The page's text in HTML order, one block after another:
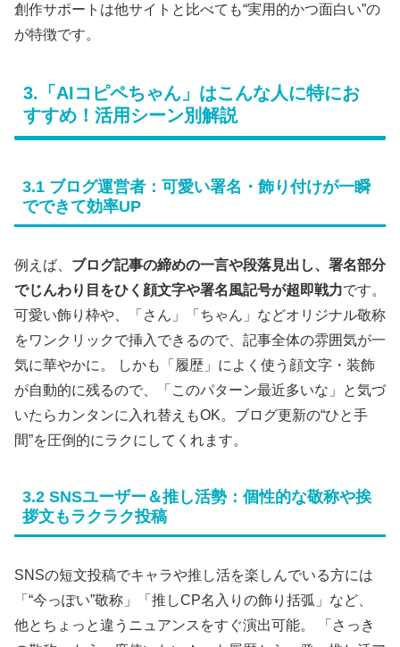
創作サポートは他サイトと比べても“実用的かつ面白い”の
が特徴です。
3.「AIコピペちゃん」はこんな人に特にお
すすめ！活用シーン別解説
3.1 ブログ運営者：可愛い署名・飾り付けが一瞬
でできて効率UP
例えば、 ブログ記事の締めの一言や段落見出し、署名部分
でじんわり目をひく顔文字や署名風記号が超即戦力です。
可愛い飾り枠や、「さん」「ちゃん」などオリジナル敬称
をワンクリックで挿入できるので、記事全体の雰囲気が一
気に華やかに。 しかも「履歴」によく使う顔文字・装飾
が自動的に残るので、「このパターン最近多いな」と気づ
いたらカンタンに入れ替えもOK。ブログ更新の“ひと手
間”を圧倒的にラクにしてくれます。
3.2 SNSユーザー＆推し活勢：個性的な敬称や挨
拶文もラクラク投稿
SNSの短文投稿でキャラや推し活を楽しんでいる方には
「“今っぽい”敬称」「推しCP名入りの飾り括弧」など、
他とちょっと違うニュアンスをすぐ演出可能。 「さっき